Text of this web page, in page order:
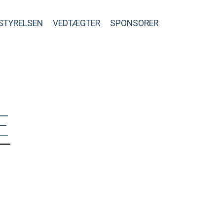
VEDTÆGTER SPONSORER